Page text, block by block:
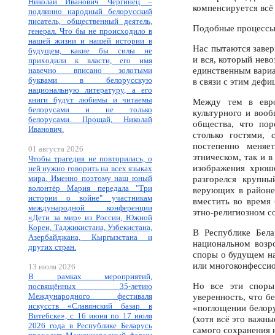
подлинно народный белорусский
писатель, общественный деятель,
генерал. Что бы не происходило в
нашей жизни и нашей истории в
будущем, какие бы силы не
приходили к власти, его имя
навечно вписано золотыми
буквами в белорусскую
национальную литературу, а его
книги будут любимы и читаемы
белорусами и не только
белорусами. Прощай, Николай
Иванович.
01 августа 2026
Чтобы трагедия не повторилась, о
ней нужно говорить на всех языках
мира. Именно поэтому наш юный
волонтёр Мария передала "Три
истории о войне" участникам
международной конференции
«Дети за мир» из России, Южной
Кореи, Таджикистана, Узбекистана,
Азербайджана, Кыргызстана и
других стран.
13 июля 2026
В рамках мероприятий,
посвящённых 35-летию
Международного фестиваля
искусств «Славянский базар в
Витебске», с 16 июня по 17 июля
2026 года в Республике Беларусь
компенсируется
Подобные
Нас пытаются
и вся, который
единственным
в связи с этим
Между тем в
культурного и
общества, что
столько гостями,
постепенно
этническом, так и
изображения
разгорелся
верующих в
вместить во время
этно-религиозном
В Республике
национальном
споры о будущем
или
Но все эти
уверенность, что
«поглощении
(хотя всё это
самого сохранения